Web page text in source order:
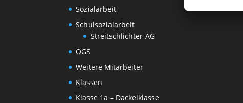
Sozialarbeit
Schulsozialarbeit
Streitschlichter-AG
OGS
Weitere Mitarbeiter
Klassen
Klasse 1a – Dackelklasse